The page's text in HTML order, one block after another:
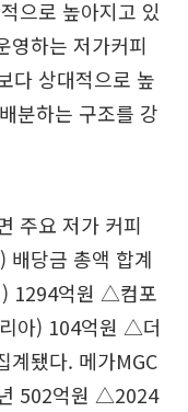
으로 높아지고 있
영하는 저가커피
다 상대적으로 높
분하는 구조를 강
주요 저가 커피
배당금 총액 합계
1294억원 △컴포
아) 104억원 △더
계됐다. 메가MGC
502억원 △2024